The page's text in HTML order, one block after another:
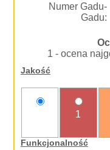
Numer Gadu-
Gadu:
1 - ocena
Jakość
1
Funkcjonalność